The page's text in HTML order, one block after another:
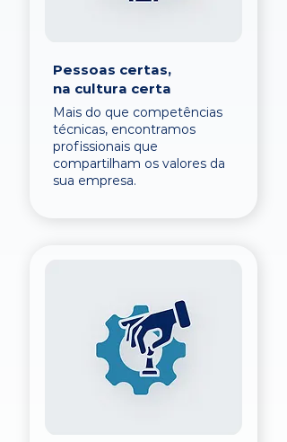
Pessoas certas,
na cultura certa
Mais do que competências
técnicas, encontramos
profissionais que
compartilham os valores da
sua empresa.